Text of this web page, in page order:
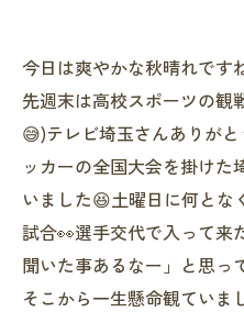
今日は爽やかな秋晴れです
先週末は高校スポーツの観
😅)テレビ埼玉さんありが
ッカーの全国大会を掛けた
いました😆土曜日に何とな
試合👀選手交代で入って来
聞いた事あるなー」と思っ
そこから一生懸命観ていま